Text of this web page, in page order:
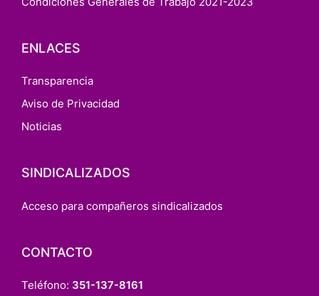
ENLACES
Transparencia
Aviso de Privacidad
Noticias
SINDICALIZADOS
Acceso para compañeros sindicalizados
CONTACTO
Teléfono: 351-137-8161